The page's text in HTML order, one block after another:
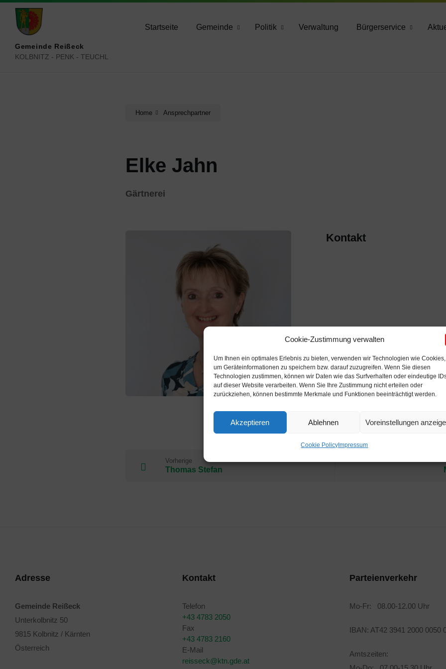
Cookie-Zustimmung verwalten
Um Ihnen ein optimales Erlebnis zu bieten, verwenden wir Technologien wie Cookies,
um Geräteinformationen zu speichern bzw. darauf zuzugreifen. Wenn Sie diesen
Technologien zustimmen, können wir Daten wie das Surfverhalten oder eindeutige
auf dieser Website verarbeiten. Wenn Sie Ihre Zustimmung nicht erteilen oder
zurückziehen, können bestimmte Merkmale und Funktionen beeinträchtigt werden.
Akzeptieren Ablehnen Voreinstellungen
Cookie Policy Impressum
Skip
content
Skip
main
navigation
Skip
footer
reisseck@ktn.gde.at
Gemeinde Reißeck
KOLBNITZ - PENK - TEUCHL
Startseite Gemeinde Politik Verwaltung Bürgerservice
Home Ansprechpartner
Elke Jahn
Gärtnerei
Kontakt
Vorherige
Thomas Stefan
Adresse
Gemeinde Reißeck
Unterkolbnitz 50
9815 Kolbnitz / Kärnten
Österreich
Kontakt
Telefon
+43 4783 2050
Fax
+43 4783 2160
E-Mail
reisseck@ktn.gde.at
Parteienverkehr
Mo-Fr: 08.00-12.00 Uhr
IBAN: AT42 3941 2000 0050
Amtszeiten: